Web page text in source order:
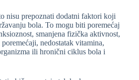
nisu prepoznati dodatni faktori koji
bola. To mogu biti poremećaj
smanjena fizička aktivnost,
nedostatak vitamina,
ili hronični ciklus bola i